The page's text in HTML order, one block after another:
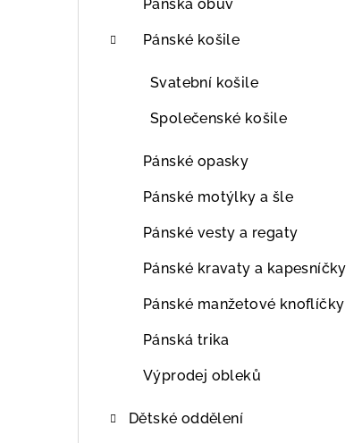
Pánská obuv
Pánské košile
Svatební košile
Společenské košile
Pánské opasky
Pánské motýlky a šle
Pánské vesty a regaty
Pánské kravaty a kapesníčky
Pánské manžetové knoflíčky
Pánská trika
Výprodej obleků
Dětské oddělení